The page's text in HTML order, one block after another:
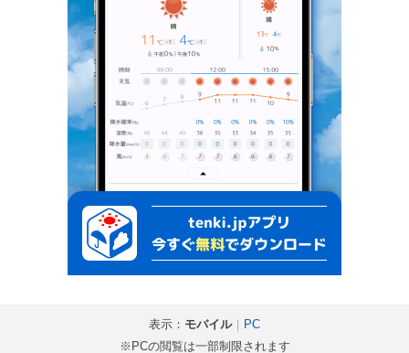
表示： モバイル｜
PC
※PCの閲覧は一部制限されます